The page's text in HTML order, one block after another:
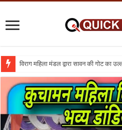
विराग महिला मंडल द्वारा सावन की गोट का